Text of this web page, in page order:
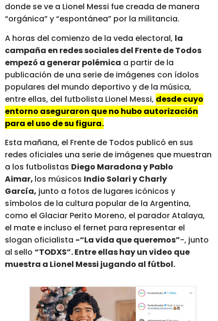
donde se ve a Lionel Messi fue creada de manera
“orgánica” y “espontánea” por la militancia.
A horas del comienzo de la veda electoral, la
campaña en redes sociales del Frente de Todos
empezó a generar polémica a partir de la
publicación de una serie de imágenes con ídolos
populares del mundo deportivo y de la música,
entre ellas, del futbolista Lionel Messi, desde cuyo
entorno aseguraron que no hubo autorización
para el uso de su figura.
Esta mañana, el Frente de Todos publicó en sus
redes oficiales una serie de imágenes que muestran
a los futbolistas Diego Maradona y Pablo
Aimar, los músicos Indio Solari y Charly
García, junto a fotos de lugares icónicos y
símbolos de la cultura popular de la Argentina,
como el Glaciar Perito Moreno, el parador Atalaya,
el mate e incluso el fernet para representar el
slogan oficialista -“La vida que queremos”-, junto
al sello “TODXS”. Entre ellas hay un video que
muestra a Lionel Messi jugando al fútbol.